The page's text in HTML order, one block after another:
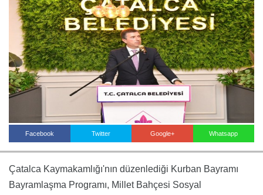
Facebook Twitter Google+ Whatsapp
Çatalca Kaymakamlığı'nın düzenlediği Kurban Bayramı
Bayramlaşma Programı, Millet Bahçesi Sosyal
FOTO GALERİ
VİDEO GALERİ
KÜNYE
İLETİŞİM
Haberin Doğru Adresi.